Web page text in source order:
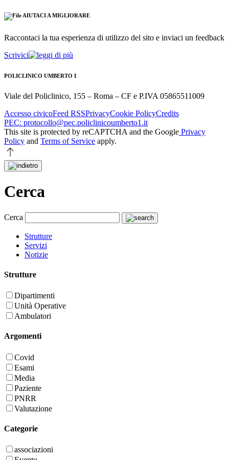
AIUTACI A MIGLIORARE
Raccontaci la tua esperienza di utilizzo del sito e inviaci un feedback
Scrivici
POLICLINICO UMBERTO I
Viale del Policlinico, 155 – Roma – CF e P.IVA 05865511009
Accesso civicoFeed RSSPrivacyCookie PolicyCredits
PEC: protocollo@pec.policlinicoumberto1.it
This site is protected by reCAPTCHA and the Google Privacy
Policy and Terms of Service apply.
Cerca
Cerca
Strutture
Servizi
Notizie
Strutture
Dipartimenti
Unità Operative
Ambulatori
Argomenti
Covid
Esami
Media
Paziente
PNRR
Valutazione
Categorie
associazioni